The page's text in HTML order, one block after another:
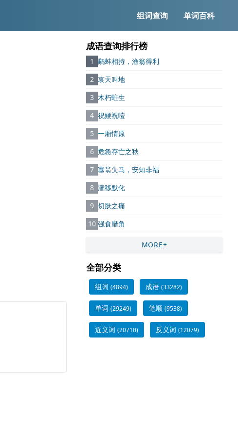
组词查询 单词百科
成语查询排行榜
1 鹬蚌相持，渔翁得利
2 哀天叫地
3 木朽蛀生
4 祝鲠祝噎
5 一厢情原
6 危急存亡之秋
7 塞翁失马，安知非福
8 潜移默化
9 切肤之痛
10 强食靡角
MORE+
全部分类
组词 (4894) 成语 (33282)
单词 (29249) 笔顺 (9538)
近义词 (20710) 反义词 (12079)